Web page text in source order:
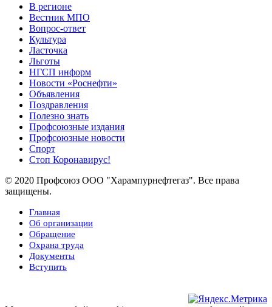
В регионе
Вестник МПО
Вопрос-ответ
Культура
Ласточка
Льготы
НГСП информ
Новости «Роснефти»
Объявления
Поздравления
Полезно знать
Профсоюзные издания
Профсоюзные новости
Спорт
Стоп Коронавирус!
© 2020 Профсоюз ООО "Харампурнефтегаз". Все права
защищены.
Главная
Об организации
Обращение
Охрана труда
Документы
Вступить